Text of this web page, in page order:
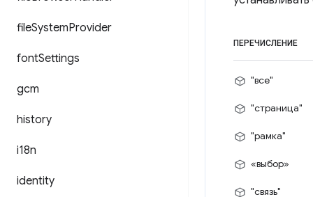
fileSystemProvider
fontSettings
gcm
history
i18n
identity
ПЕРЕЧИСЛЕНИЕ
"все"
"страница"
"рамка"
«выбор»
"связь"